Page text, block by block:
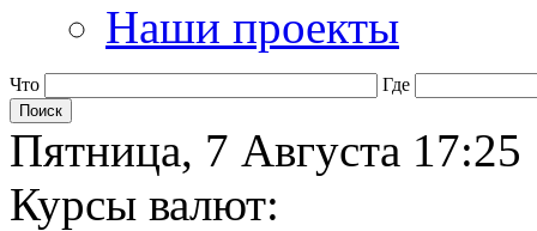
Наши проекты
Что Где
Пятница, 7 Августа 17:25
Курсы валют: